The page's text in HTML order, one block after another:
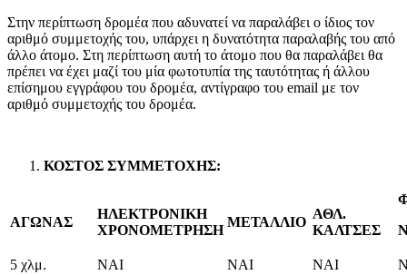
Στην περίπτωση δρομέα που αδυνατεί να παραλάβει ο ίδιος τον
αριθμό συμμετοχής του, υπάρχει η δυνατότητα παραλαβής του από
άλλο άτομο. Στη περίπτωση αυτή το άτομο που θα παραλάβει θα
πρέπει να έχει μαζί του μία φωτοτυπία της ταυτότητας ή άλλου
επίσημου εγγράφου του δρομέα, αντίγραφο του email με τον
αριθμό συμμετοχής του δρομέα.
ΚΟΣΤΟΣ ΣΥΜΜΕΤΟΧΗΣ:
ΑΓΩΝΑΣ
ΗΛΕΚΤΡΟΝΙΚΗ
ΧΡΟΝΟΜΕΤΡΗΣΗ
ΜΕΤΑΛΛΙΟ
ΑΘΛ.
ΚΑΛΤΣΕΣ
5 χλμ. ΝΑΙ ΝΑΙ ΝΑΙ